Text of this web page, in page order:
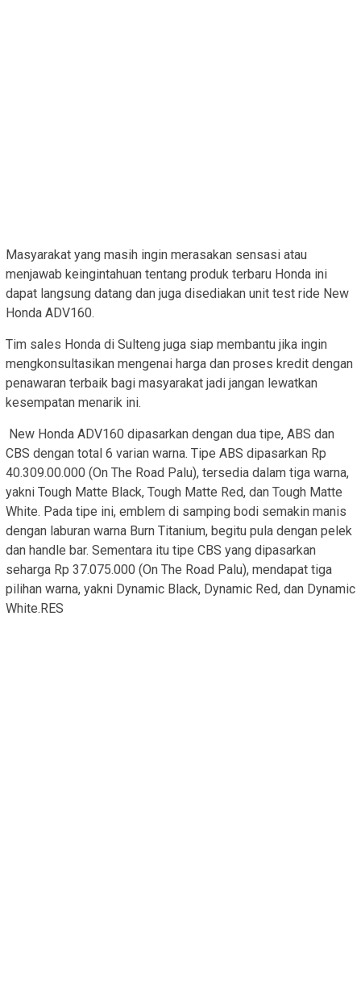
Masyarakat yang masih ingin merasakan sensasi atau
menjawab keingintahuan tentang produk terbaru Honda ini
dapat langsung datang dan juga disediakan unit test ride New
Honda ADV160.
Tim sales Honda di Sulteng juga siap membantu jika ingin
mengkonsultasikan mengenai harga dan proses kredit dengan
penawaran terbaik bagi masyarakat jadi jangan lewatkan
kesempatan menarik ini.
New Honda ADV160 dipasarkan dengan dua tipe, ABS dan
CBS dengan total 6 varian warna. Tipe ABS dipasarkan Rp
40.309.00.000 (On The Road Palu), tersedia dalam tiga warna,
yakni Tough Matte Black, Tough Matte Red, dan Tough Matte
White. Pada tipe ini, emblem di samping bodi semakin manis
dengan laburan warna Burn Titanium, begitu pula dengan pelek
dan handle bar. Sementara itu tipe CBS yang dipasarkan
seharga Rp 37.075.000 (On The Road Palu), mendapat tiga
pilihan warna, yakni Dynamic Black, Dynamic Red, dan Dynamic
White.RES